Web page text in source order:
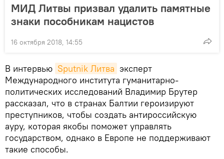
МИД Литвы призвал удалить памятные
знаки пособникам нацистов
16 октября 2018, 14:55
В интервью Sputnik Литва эксперт
Международного института гуманитарно-
политических исследований Владимир Брутер
рассказал, что в странах Балтии героизируют
преступников, чтобы создать антироссийскую
ауру, которая якобы поможет управлять
государством, однако в Европе не поддерживают
такие способы.